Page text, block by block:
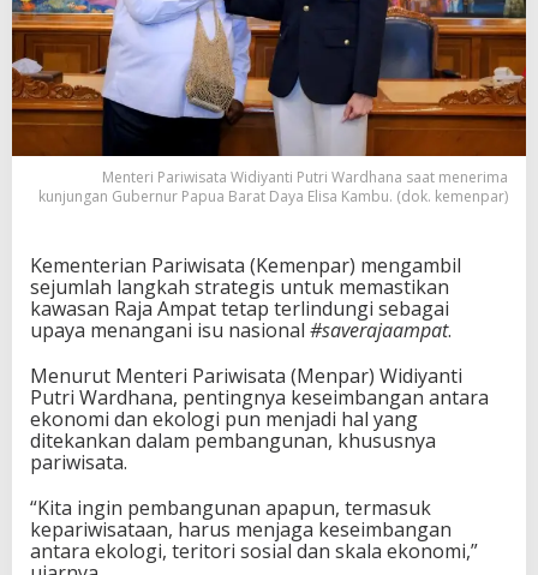
Menteri Pariwisata Widiyanti Putri Wardhana saat menerima
kunjungan Gubernur Papua Barat Daya Elisa Kambu. (dok. kemenpar)
Kementerian Pariwisata (Kemenpar) mengambil
sejumlah langkah strategis untuk memastikan
kawasan Raja Ampat tetap terlindungi sebagai
upaya menangani isu nasional #saverajaampat.
Menurut Menteri Pariwisata (Menpar) Widiyanti
Putri Wardhana, pentingnya keseimbangan antara
ekonomi dan ekologi pun menjadi hal yang
ditekankan dalam pembangunan, khususnya
pariwisata.
“Kita ingin pembangunan apapun, termasuk
kepariwisataan, harus menjaga keseimbangan
antara ekologi, teritori sosial dan skala ekonomi,”